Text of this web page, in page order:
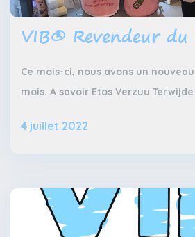
VIB® Revendeur du
Ce mois-ci, nous avons un
mois. A savoir Etos Verzuu
4 juillet 2022